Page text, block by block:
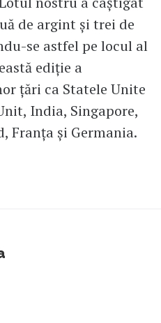
de argint și trei de
se astfel pe locul al
ediție a
țări ca Statele Unite
India, Singapore,
Franța și Germania.